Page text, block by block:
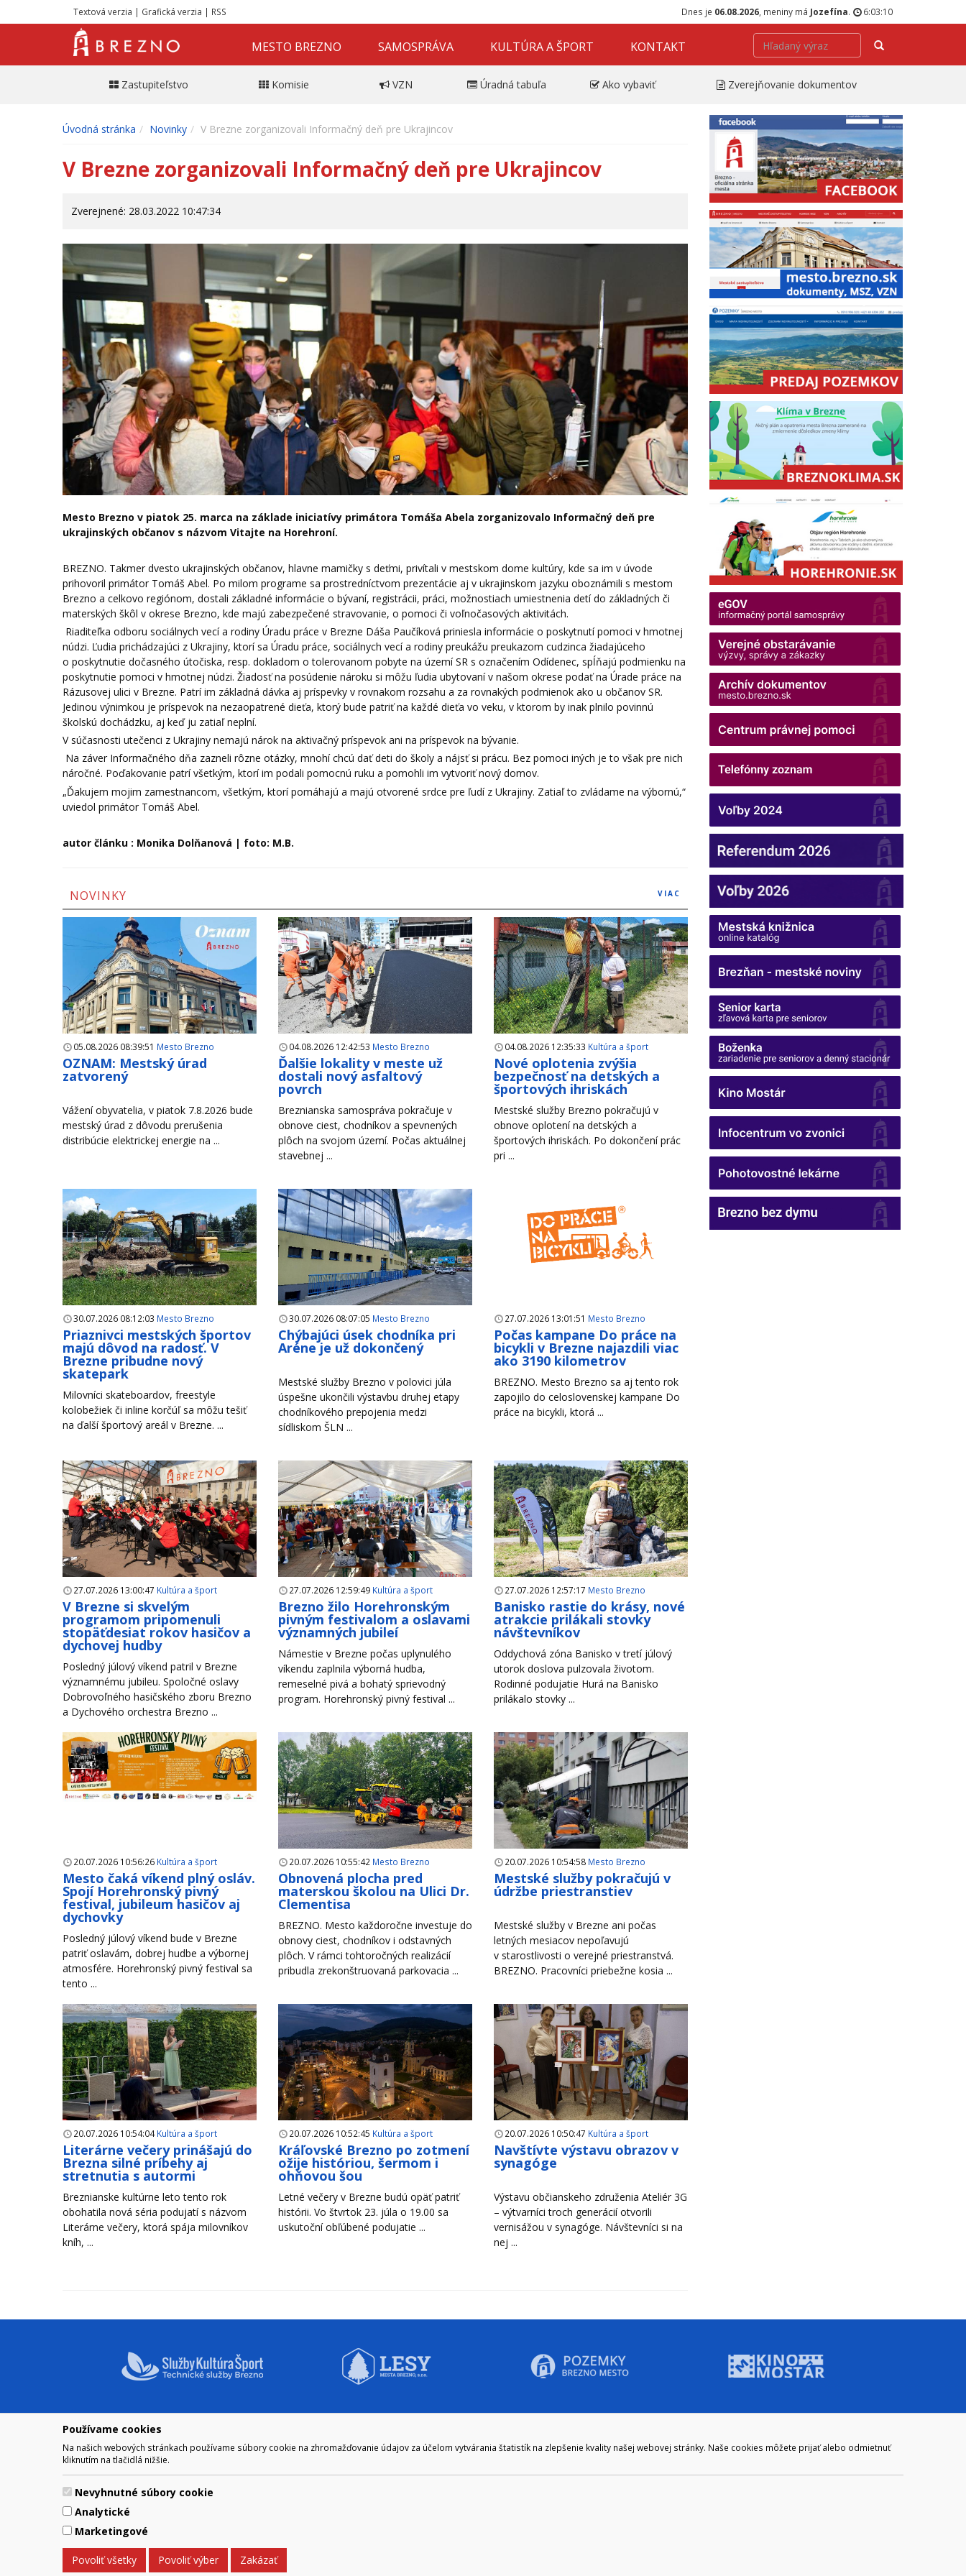
Používame cookies
Na našich webových stránkach používame súbory cookie na zhromažďovanie údajov za účelom vytvárania štatistík na zlepšenie kvality našej webovej stránky. Naše cookies môžete prijať alebo odmietnuť
kliknutím na tlačidlá nižšie.
Nevyhnutné súbory cookie
Analytické
Marketingové
Povoliť všetky Povoliť výber Zakázať
Textová verzia | Grafická verzia | RSS Dnes je 06.08.2026 , meniny má Jozefína. 6:03:11
MESTO BREZNO SAMOSPRÁVA KULTÚRA A ŠPORT KONTAKT Hľadať
Zastupiteľstvo Komisie VZN Úradná tabuľa Ako vybaviť Zverejňovanie dokumentov
Úvodná stránka Novinky V Brezne zorganizovali Informačný deň pre Ukrajincov
V Brezne zorganizovali Informačný deň pre Ukrajincov
Zverejnené: 28.03.2022 10:47:34
Mesto Brezno v piatok 25. marca na základe iniciatívy primátora Tomáša Abela zorganizovalo Informačný deň pre
ukrajinských občanov s názvom Vitajte na Horehroní.
BREZNO. Takmer dvesto ukrajinských občanov, hlavne mamičky s deťmi, privítali v mestskom dome kultúry, kde sa im v úvode
prihovoril primátor Tomáš Abel. Po milom programe sa prostredníctvom prezentácie aj v ukrajinskom jazyku oboznámili s mestom
Brezno a celkovo regiónom, dostali základné informácie o bývaní, registrácii, práci, možnostiach umiestnenia detí do základných či
materských škôl v okrese Brezno, kde majú zabezpečené stravovanie, o pomoci či voľnočasových aktivitách.
Riaditeľka odboru sociálnych vecí a rodiny Úradu práce v Brezne Dáša Paučíková priniesla informácie o poskytnutí pomoci v hmotnej
núdzi. Ľudia prichádzajúci z Ukrajiny, ktorí sa Úradu práce, sociálnych vecí a rodiny preukážu preukazom cudzinca žiadajúceho
o poskytnutie dočasného útočiska, resp. dokladom o tolerovanom pobyte na území SR s označením Odídenec, spĺňajú podmienku na
poskytnutie pomoci v hmotnej núdzi. Žiadosť na posúdenie nároku si môžu ľudia ubytovaní v našom okrese podať na Úrade práce na
Rázusovej ulici v Brezne. Patrí im základná dávka aj príspevky v rovnakom rozsahu a za rovnakých podmienok ako u občanov SR.
Jedinou výnimkou je príspevok na nezaopatrené dieťa, ktorý bude patriť na každé dieťa vo veku, v ktorom by inak plnilo povinnú
školskú dochádzku, aj keď ju zatiaľ neplní.
V súčasnosti utečenci z Ukrajiny nemajú nárok na aktivačný príspevok ani na príspevok na bývanie.
Na záver Informačného dňa zazneli rôzne otázky, mnohí chcú dať deti do školy a nájsť si prácu. Bez pomoci iných je to však pre nich
náročné. Poďakovanie patrí všetkým, ktorí im podali pomocnú ruku a pomohli im vytvoriť nový domov.
„Ďakujem mojim zamestnancom, všetkým, ktorí pomáhajú a majú otvorené srdce pre ľudí z Ukrajiny. Zatiaľ to zvládame na výbornú,“
uviedol primátor Tomáš Abel.
autor článku : Monika Dolňanová | foto: M.B.
NOVINKY VIAC
05.08.2026 08:39:51 Mesto Brezno
OZNAM: Mestský úrad
zatvorený
Vážení obyvatelia, v piatok 7.8.2026 bude
mestský úrad z dôvodu prerušenia
distribúcie elektrickej energie na ...
04.08.2026 12:42:53 Mesto Brezno
Ďalšie lokality v meste už
dostali nový asfaltový
povrch
Breznianska samospráva pokračuje v
obnove ciest, chodníkov a spevnených
plôch na svojom území. Počas aktuálnej
stavebnej ...
04.08.2026 12:35:33 Kultúra a šport
Nové oplotenia zvýšia
bezpečnosť na detských a
športových ihriskách
Mestské služby Brezno pokračujú v
obnove oplotení na detských a
športových ihriskách. Po dokončení prác
pri ...
30.07.2026 08:12:03 Mesto Brezno
Priaznivci mestských športov
majú dôvod na radosť. V
Brezne pribudne nový
skatepark
Milovníci skateboardov, freestyle
kolobežiek či inline korčúľ sa môžu tešiť
na ďalší športový areál v Brezne. ...
30.07.2026 08:07:05 Mesto Brezno
Chýbajúci úsek chodníka pri
Aréne je už dokončený
Mestské služby Brezno v polovici júla
úspešne ukončili výstavbu druhej etapy
chodníkového prepojenia medzi
sídliskom ŠLN ...
27.07.2026 13:01:51 Mesto Brezno
Počas kampane Do práce na
bicykli v Brezne najazdili viac
ako 3190 kilometrov
BREZNO. Mesto Brezno sa aj tento rok
zapojilo do celoslovenskej kampane Do
práce na bicykli, ktorá ...
27.07.2026 13:00:47 Kultúra a šport
V Brezne si skvelým
programom pripomenuli
stopäťdesiat rokov hasičov a
dychovej hudby
Posledný júlový víkend patril v Brezne
významnému jubileu. Spoločné oslavy
Dobrovoľného hasičského zboru Brezno
a Dychového orchestra Brezno ...
27.07.2026 12:59:49 Kultúra a šport
Brezno žilo Horehronským
pivným festivalom a oslavami
významných jubileí
Námestie v Brezne počas uplynulého
víkendu zaplnila výborná hudba,
remeselné pivá a bohatý sprievodný
program. Horehronský pivný festival ...
27.07.2026 12:57:17 Mesto Brezno
Banisko rastie do krásy, nové
atrakcie prilákali stovky
návštevníkov
Oddychová zóna Banisko v tretí júlový
utorok doslova pulzovala životom.
Rodinné podujatie Hurá na Banisko
prilákalo stovky ...
20.07.2026 10:56:26 Kultúra a šport
Mesto čaká víkend plný osláv.
Spojí Horehronský pivný
festival, jubileum hasičov aj
dychovky
Posledný júlový víkend bude v Brezne
patriť oslavám, dobrej hudbe a výbornej
atmosfére. Horehronský pivný festival sa
tento ...
20.07.2026 10:55:42 Mesto Brezno
Obnovená plocha pred
materskou školou na Ulici Dr.
Clementisa
BREZNO. Mesto každoročne investuje do
obnovy ciest, chodníkov i odstavných
plôch. V rámci tohtoročných realizácií
pribudla zrekonštruovaná parkovacia ...
20.07.2026 10:54:58 Mesto Brezno
Mestské služby pokračujú v
údržbe priestranstiev
Mestské služby v Brezne ani počas
letných mesiacov nepoľavujú
v starostlivosti o verejné priestranstvá.
BREZNO. Pracovníci priebežne kosia ...
20.07.2026 10:54:04Kultúra a šport
Literárne večery prinášajú do
Brezna silné príbehy aj
stretnutia s autormi
Breznianske kultúrne leto tento rok
obohatila nová séria podujatí s názvom
Literárne večery, ktorá spája milovníkov
kníh, ...
20.07.2026 10:52:45 Kultúra a šport
Kráľovské Brezno po zotmení
ožije históriou, šermom i
ohňovou šou
Letné večery v Brezne budú opäť patriť
histórii. Vo štvrtok 23. júla o 19.00 sa
uskutoční obľúbené podujatie ...
20.07.2026 10:50:47 Kultúra a šport
Navštívte výstavu obrazov v
synagóge
Výstavu občianskeho združenia Ateliér 3G
– výtvarníci troch generácií otvorili
vernisážou v synagóge. Návštevníci si na
nej ...
NAVIGÁCIA
Mesto Brezno
Samospráva
Kultúra a šport
OTVÁRACIE HODINY:
Pre zobrazenie kliknite tu:
KONTAKT
048/28 56 301, 048/28 56 302
Mestský úrad Brezno
© 2017 Mesto Brezno, Námestie gen. M. R. Štefánika 1, Brezno 977 01 Tel.: 048/28 56 301, 048/28 56 302 Email:
Za obsah zodpovedá Mesto Brezno. Technický prevádzkovateľ: Arrabella, s.r.o. , Pod Donátom 12/136 Žiar nad Hronom 965 01 podpora@internetova-stranka.sk